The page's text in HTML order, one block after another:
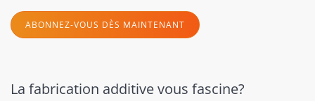
ABONNEZ-VOUS DÈS MAINTENANT
La fabrication additive vous fascine?